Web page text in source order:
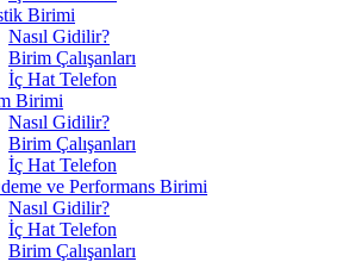
Birimi
Nasıl Gidilir?
Birim Çalışanları
İç Hat Telefon
Birimi
Nasıl Gidilir?
Birim Çalışanları
İç Hat Telefon
ve Performans Birimi
Nasıl Gidilir?
İç Hat Telefon
Birim Çalışanları